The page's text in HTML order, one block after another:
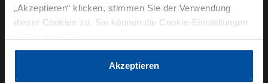
„Akzeptieren“ klicken, stimmen Sie der Verwendung
dieser Cookies zu. Sie können die Cookie-Einstellungen
Datenschutzerklärung|Impressum
Akzeptieren
anfallenden Kosten erhalten, was agilere
Reaktionen auf potentielle Gefahren und neue